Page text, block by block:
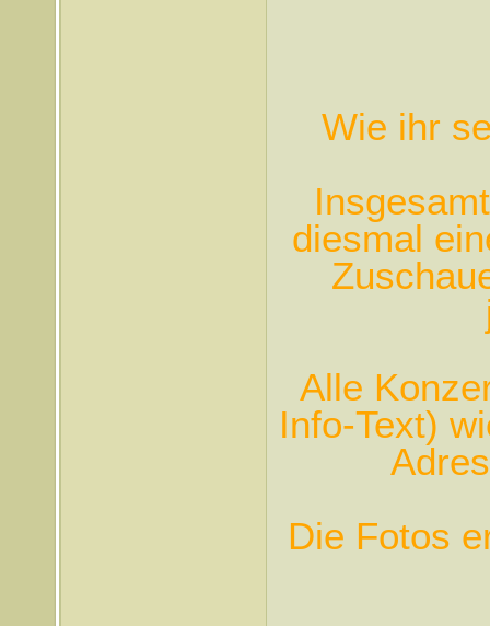
Wie ihr
diesmal
Alle
Info-Text)
Die Fotos